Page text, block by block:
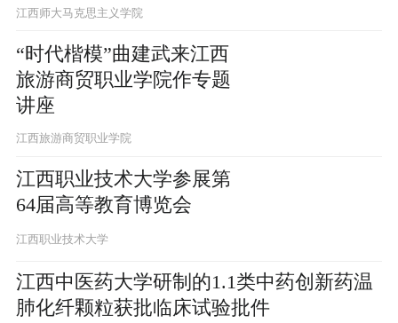
江西师大马克思主义学院
“时代楷模”曲建武来江西
旅游商贸职业学院作专题
讲座
江西旅游商贸职业学院
江西职业技术大学参展第
64届高等教育博览会
江西职业技术大学
江西中医药大学研制的1.1类中药创新药温
肺化纤颗粒获批临床试验批件